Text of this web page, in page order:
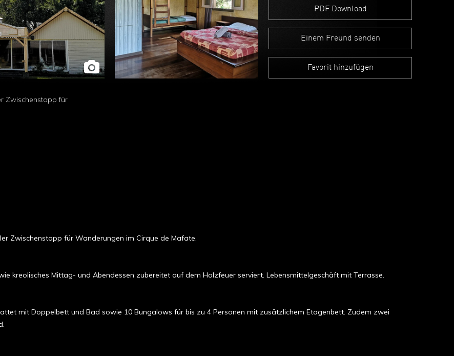
PDF Download
Einem Freund senden
Favorit hinzufügen
Zwischenstopp für
Zwischenstopp für Wanderungen im Cirque de Mafate.
kreolisches Mittag- und Abendessen zubereitet auf dem Holzfeuer serviert. Lebensmittelgeschäft mit Terrasse.
mit Doppelbett und Bad sowie 10 Bungalows für bis zu 4 Personen mit zusätzlichem Etagenbett. Zudem zwei